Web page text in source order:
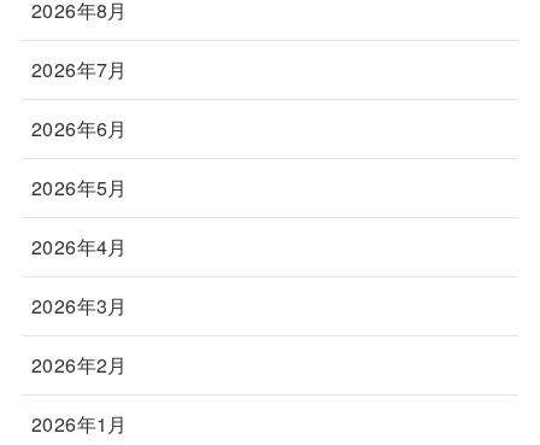
2026年8月
2026年7月
2026年6月
2026年5月
2026年4月
2026年3月
2026年2月
2026年1月